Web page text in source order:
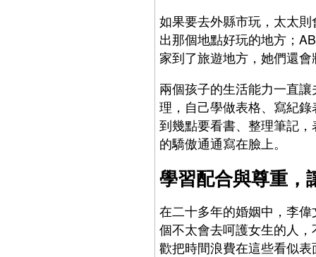
如果要去外縣市玩，太太
出那個地點好玩的地方；
家到了旅遊地方，她們還
兩個孩子的生活能力一直
理，自己學做表格、寫紀
到幾點要看書、整理筆記
的驕傲通通寫在臉上。
學習配合與尊重，
在二十多年的婚姻中，李
個不太會去呵護女生的人
歡把時間浪費在這些看似